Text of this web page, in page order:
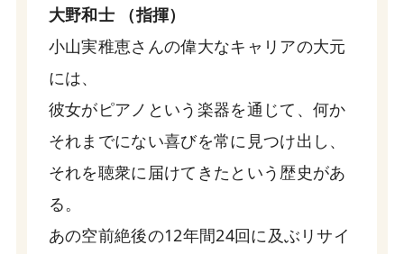
大野和士 （指揮）
小山実稚恵さんの偉大なキャリアの大元
には、
彼女がピアノという楽器を通じて、何か
それまでにない喜びを常に見つけ出し、
それを聴衆に届けてきたという歴史があ
る。
あの空前絶後の12年間24回に及ぶリサイ